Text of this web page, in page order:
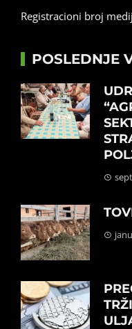
Registracioni broj
POSLEDNJE